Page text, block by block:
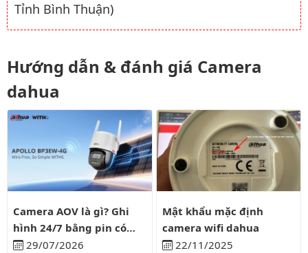
Tỉnh Bình Thuận)
Hướng dẫn & đánh giá Camera
dahua
Camera AOV là gì? Ghi hình 24/7 bằng pin có liên tục?
Camera AOV là gì? Ghi
hình 24/7 bằng pin có
liên tục?
29/07/2026
Mật khẩu mặc định camera
Mật khẩu mặc định
camera wifi dahua
22/11/2025